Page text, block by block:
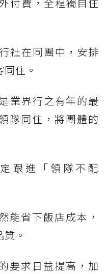
付費，全程獨自住
社在同團中，安排
住。
業界行之有年的最
隊同住，將團體的
跟進「領隊不配
能省下飯店成本，
。
要求日益提高，加